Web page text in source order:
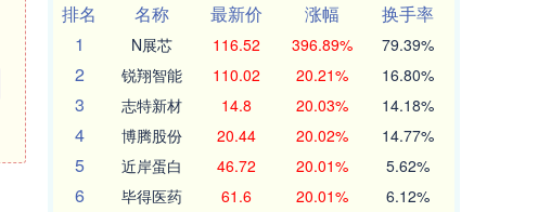
排名
名称 最新价 涨幅
换手率
1
N展芯 116.52 396.89% 79.39%
2 锐翔智能 110.02 20.21% 16.80%
3 志特新材 14.8 20.03% 14.18%
4 博腾股份 20.44 20.02% 14.77%
5 近岸蛋白 46.72 20.01% 5.62%
6 毕得医药 61.6 20.01% 6.12%